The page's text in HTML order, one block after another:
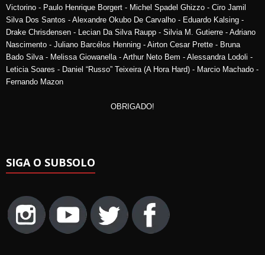
Victorino - Paulo Henrique Borgert - Michel Spadel Ghizzo - Ciro Jamil
Silva Dos Santos - Alexandre Okubo De Carvalho - Eduardo Kalsing -
Drake Chrisdensen - Lecian Da Silva Raupp - Silvia M. Gutierre - Adriano
Nascimento - Juliano Barcélos Henning - Airton Cesar Prette - Bruna
Bado Silva - Melissa Giowanella - Arthur Neto Bem - Alessandra Lodoli -
Leticia Soares - Daniel “Russo” Teixeira (A Hora Hard) - Marcio Machado -
Fernando Mazon
OBRIGADO!
SIGA O SUBSOLO